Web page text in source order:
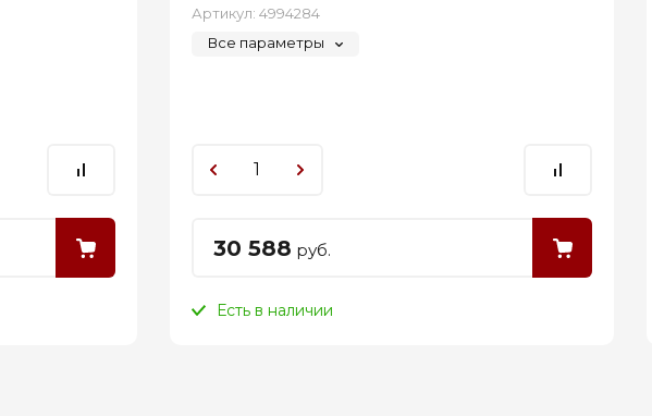
Артикул: 4994284
Все параметры
30 588 руб.
Есть в наличии